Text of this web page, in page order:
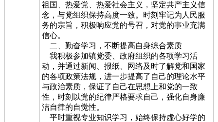
祖国、热爱党、热爱社会主义，坚定共产主义信
念，与党组织保持高度一致。时刻牢记为人民服
务的宗旨，积极响应党的号召，对党的事业充满
信心。
二、勤奋学习，不断提高自身综合素质
我积极参加镇党委、政府组织的各项学习活
动，并通过新闻、报纸、网络及时了解党和国家
的各项政策法规，进一步提高了自己的理论水平
与政治素质，保证了自己在思想上和党的一致
性，时刻以党的纪律严格要求自己，强化自身廉
洁自律的自觉性。
平时重视专业知识学习，始终保持虚心好学的